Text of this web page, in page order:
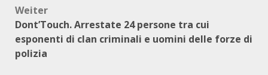
Weiter
Dont’Touch. Arrestate 24 persone tra cui
esponenti di clan criminali e uomini delle forze di
polizia